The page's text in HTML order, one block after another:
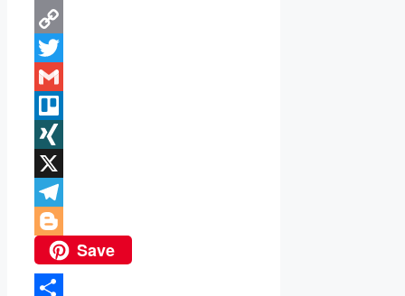
Print
Copy
Link
Twitter
Gmail
Trello
XING
X
Telegram
BloggerSave